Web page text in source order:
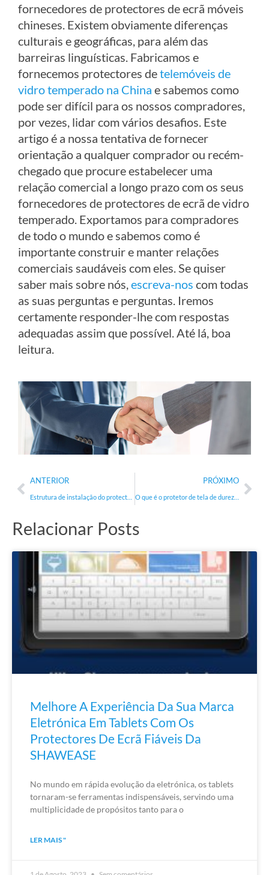
fornecedores de protectores de ecrã móveis
chineses. Existem obviamente diferenças
culturais e geográficas, para além das
barreiras linguísticas. Fabricamos e
fornecemos protectores detelemóveis de
vidro temperado na China e sabemos como
pode ser difícil para os nossos compradores,
por vezes, lidar com vários desafios. Este
artigo é a nossa tentativa de fornecer
orientação a qualquer comprador ou recém-
chegado que procure estabelecer uma
relação comercial a longo prazo com os seus
fornecedores de protectores de ecrã de vidro
temperado. Exportamos para compradores
de todo o mundo e sabemos como é
importante construir e manter relações
comerciais saudáveis com eles. Se quiser
saber mais sobre nós, escreva-nos com todas
as suas perguntas e perguntas. Iremos
certamente responder-lhe com respostas
adequadas assim que possível. Até lá, boa
leitura.
Prev
ANTERIOR PRÓXIMO
O que é o protetor de tela de dureza 9h?
Relacionar Posts
Melhore A Experiência Da Sua Marca
Eletrónica Em Tablets Com Os
Protectores De Ecrã Fiáveis Da
SHAWEASE
No mundo em rápida evolução da eletrónica, os tablets
tornaram-se ferramentas indispensáveis, servindo uma
multiplicidade de propósitos tanto para o
LER MAIS "